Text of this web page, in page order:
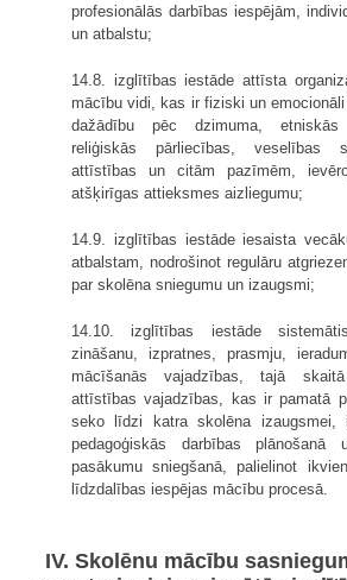
profesionālās darbības iespējām,
un atbalstu;
14.8. izglītības iestāde attīsta
mācību vidi, kas ir fiziski un
dažādību pēc dzimuma, etniskās
reliģiskās pārliecības, veselības
attīstības un citām pazīmēm,
atšķirīgas attieksmes aizliegumu;
14.9. izglītības iestāde iesaista
atbalstam, nodrošinot regulāru
par skolēna sniegumu un izaugsmi;
14.10. izglītības iestāde
zināšanu, izpratnes, prasmju,
mācīšanās vajadzības, tajā
attīstības vajadzības, kas ir pamatā
seko līdzi katra skolēna izaugsmei,
pedagoģiskās darbības plānošanā
pasākumu sniegšanā, palielinot
līdzdalības iespējas mācību procesā.
IV. Skolēnu mācību